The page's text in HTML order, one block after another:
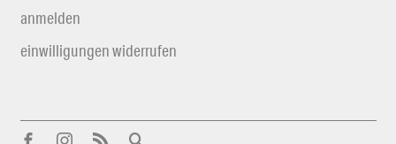
anmelden
einwilligungen widerrufen